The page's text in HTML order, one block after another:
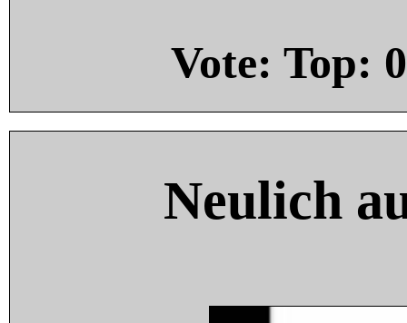
Vote: Top: 0
Neulich